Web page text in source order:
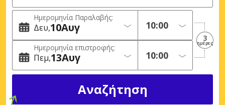
Ημερομηνία Παραλαβής:
Δευ 10Αυγ
Ημερομηνία επιστροφής:
Πεμ 13Αυγ
3
ημέρες